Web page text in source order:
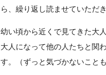
ら、繰り返し読ませていただき
幼い頃から近くで見てきた大
大人になって他の人たちと関
す。（ずっと気づかないこと